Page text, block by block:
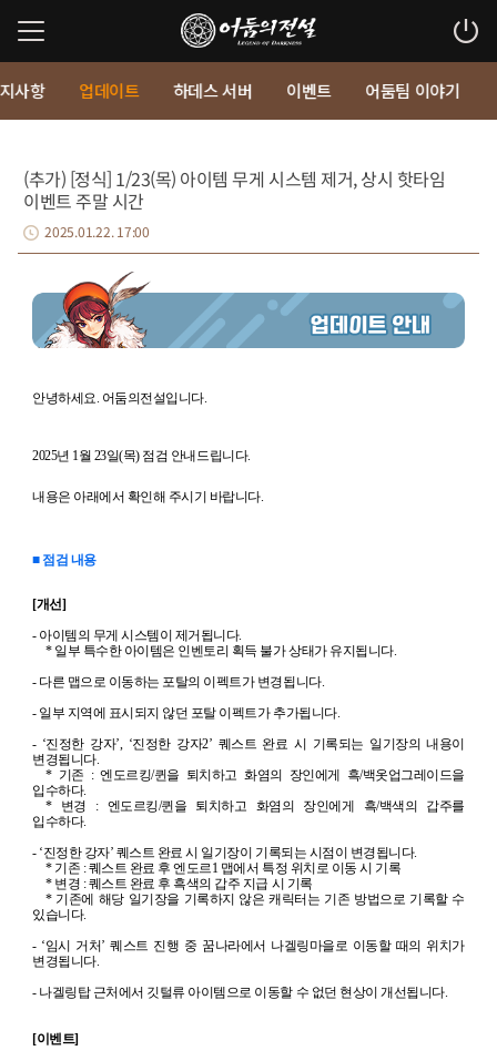
사항 업데이트 하데스 서버 이벤트 어둠팀 이야기
(추가) [정식] 1/23(목) 아이템 무게 시스템 제거, 상시 핫타임
이벤트 주말 시간
2025.01.22. 17:00
안녕하세요. 어둠의전설입니다.
2025년 1월 23일(목) 점검 안내드립니다.
내용은 아래에서 확인해 주시기 바랍니다.
■ 점검 내용
[개선]
- 아이템의 무게 시스템이 제거됩니다.
* 일부 특수한 아이템은 인벤토리 획득 불가 상태가 유지됩니다.
- 다른 맵으로 이동하는 포탈의 이펙트가 변경됩니다.
- 일부 지역에 표시되지 않던 포탈 이펙트가 추가됩니다.
- ‘진정한 강자’, ‘진정한 강자2’ 퀘스트 완료 시 기록되는 일기장의 내용이
변경됩니다.
* 기존 :엔도르킹/퀸을 퇴치하고 화염의 장인에게 흑/백옷업그레이드을
입수하다.
* 변경 : 엔도르킹/퀸을 퇴치하고 화염의 장인에게 흑/백색의 갑주를
입수하다.
- ‘진정한 강자’ 퀘스트 완료 시 일기장이 기록되는 시점이 변경됩니다.
* 기존 :퀘스트 완료 후 엔도르1 맵에서 특정 위치로 이동 시 기록
* 변경 :퀘스트 완료 후 흑색의 갑주 지급 시 기록
* 기존에 해당 일기장을 기록하지 않은 캐릭터는 기존 방법으로 기록할 수
있습니다.
- ‘임시 거처’퀘스트 진행 중 꿈나라에서 나겔링마을로 이동할 때의 위치가
변경됩니다.
- 나겔링탑 근처에서 깃털류 아이템으로 이동할 수 없던 현상이 개선됩니다.
[이벤트]